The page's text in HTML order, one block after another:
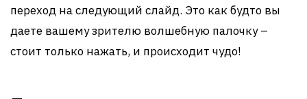
переход на следующий слайд. Это как будто вы
даете вашему зрителю волшебную палочку –
стоит только нажать, и происходит чудо!